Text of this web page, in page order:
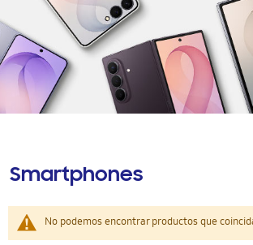
Smartphones
No podemos encontrar productos que